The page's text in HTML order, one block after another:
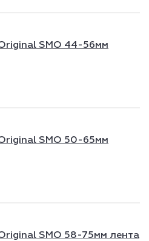
SMO 44-56мм
SMO 50-65мм
SMO 58-75мм лента